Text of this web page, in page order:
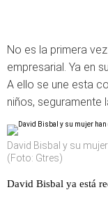
No es la primera
empresarial. Ya en
A ello se une esta
niños, seguramente
David Bisbal y su
(Foto: Gtres)
David Bisbal ya está